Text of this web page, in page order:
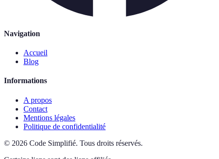
Navigation
Accueil
Blog
Informations
A propos
Contact
Mentions légales
Politique de confidentialité
© 2026 Code Simplifié. Tous droits réservés.